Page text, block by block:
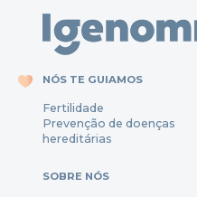
NÓS TE GUIAMOS
Fertilidade
Prevenção dedoenças
hereditárias
SOBRE NÓS